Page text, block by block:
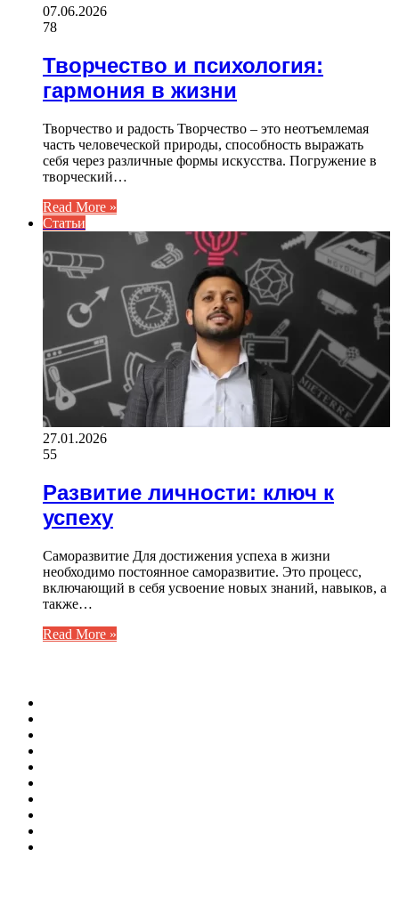
07.06.2026
78
Творчество и психология:
гармония в жизни
Творчество и радость Творчество – это неотъемлемая
часть человеческой природы, способность выражать
себя через различные формы искусства. Погружение в
творческий…
Read More »
Статьи
27.01.2026
55
Развитие личности: ключ к
успеху
Саморазвитие Для достижения успеха в жизни
необходимо постоянное саморазвитие. Это процесс,
включающий в себя усвоение новых знаний, навыков, а
также…
Read More »